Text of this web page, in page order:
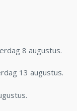
8 augustus.
13 augustus.